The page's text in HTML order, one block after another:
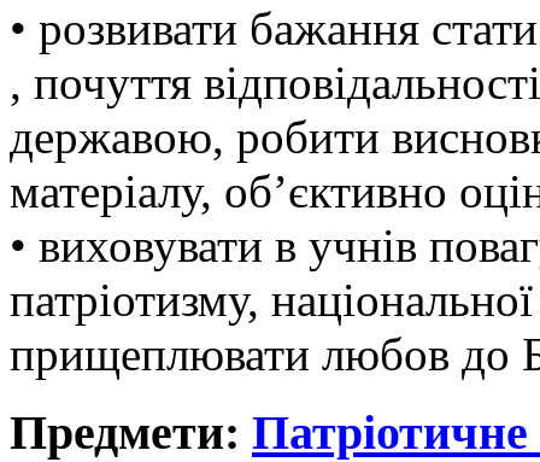
• розвивати бажання
, почуття
державою, робити
матеріалу, об’єктивно
• виховувати в учнів
патріотизму,
прищеплювати любов до
Предмети: